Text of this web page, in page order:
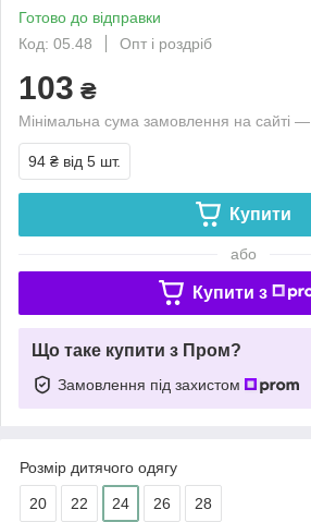
Готово до відправки
Код: 05.48
Опт і роздріб
103 ₴
Мінімальна сума замовлення на сайті
94 ₴ від 5 шт.
Купити
або
Купити з
Що таке купити з Пром?
Замовлення під захистом
Розмір дитячого одягу
20 22 24 26 28